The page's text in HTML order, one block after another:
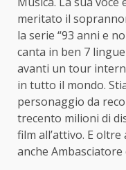
meritato il
la serie “93 anni e
canta in ben 7
avanti un tour
in tutto il mondo.
personaggio da
trecento milioni di
film all’attivo. E oltre
anche Ambasciatore